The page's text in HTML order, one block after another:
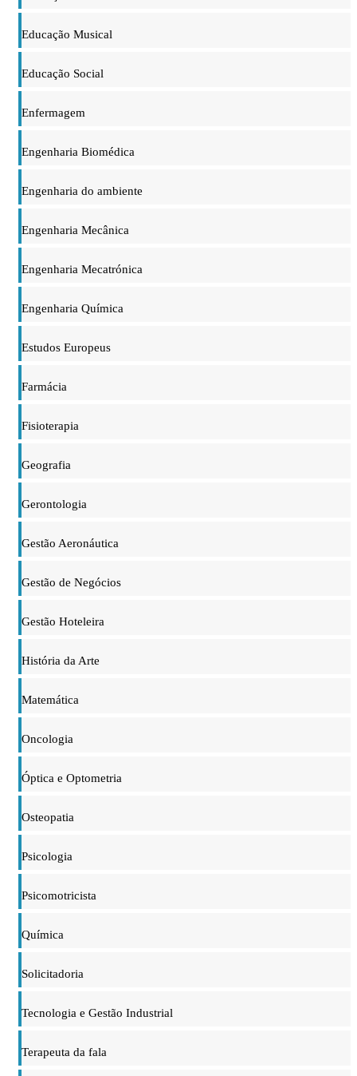
Educação Musical
Educação Social
Enfermagem
Engenharia Biomédica
Engenharia do ambiente
Engenharia Mecânica
Engenharia Mecatrónica
Engenharia Química
Estudos Europeus
Farmácia
Fisioterapia
Geografia
Gerontologia
Gestão Aeronáutica
Gestão de Negócios
Gestão Hoteleira
História da Arte
Matemática
Oncologia
Óptica e Optometria
Osteopatia
Psicologia
Psicomotricista
Química
Solicitadoria
Tecnologia e Gestão Industrial
Terapeuta da fala